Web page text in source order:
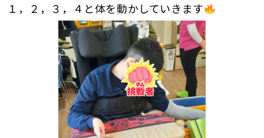
１，２，３，４と体を動かしていきます